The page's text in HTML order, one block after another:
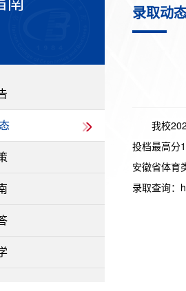
录取动
我校
投档最高分
安徽省体育
录取查询：